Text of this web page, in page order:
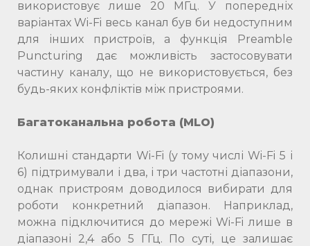
використовує лише 20 МГц. У попередніх
варіантах Wi-Fi весь канал був би недоступним
для інших пристроїв, а функція Preamble
Puncturing дає можливість застосовувати
частину каналу, що не використовується, без
будь-яких конфліктів між пристроями.
Багатоканальна робота (MLO)
Колишні стандарти Wi-Fi (у тому числі Wi-Fi 5 і
6) підтримували і два, і три частотні діапазони,
однак пристроям доводилося вибирати для
роботи конкретний діапазон. Наприклад,
можна підключитися до мережі Wi-Fi лише в
діапазоні 2,4 або 5 ГГц. По суті, це залишає